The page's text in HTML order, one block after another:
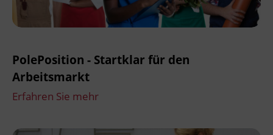
PolePosition - Startklar für den
Arbeitsmarkt
Erfahren Sie mehr